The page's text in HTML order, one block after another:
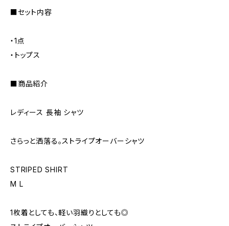
■セット内容
・1点
・トップス
■商品紹介
レディース 長袖 シャツ
さらっと洒落る。ストライプオーバーシャツ
STRIPED SHIRT
M L
1枚着としても、軽い羽織りとしても◎